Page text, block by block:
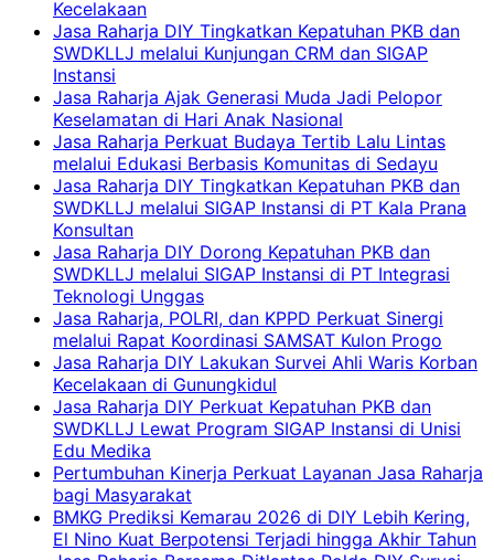
Kecelakaan
Jasa Raharja DIY Tingkatkan Kepatuhan PKB dan
SWDKLLJ melalui Kunjungan CRM dan SIGAP
Instansi
Jasa Raharja Ajak Generasi Muda Jadi Pelopor
Keselamatan di Hari Anak Nasional
Jasa Raharja Perkuat Budaya Tertib Lalu Lintas
melalui Edukasi Berbasis Komunitas di Sedayu
Jasa Raharja DIY Tingkatkan Kepatuhan PKB dan
SWDKLLJ melalui SIGAP Instansi di PT Kala Prana
Konsultan
Jasa Raharja DIY Dorong Kepatuhan PKB dan
SWDKLLJ melalui SIGAP Instansi di PT Integrasi
Teknologi Unggas
Jasa Raharja, POLRI, dan KPPD Perkuat Sinergi
melalui Rapat Koordinasi SAMSAT Kulon Progo
Jasa Raharja DIY Lakukan Survei Ahli Waris Korban
Kecelakaan di Gunungkidul
Jasa Raharja DIY Perkuat Kepatuhan PKB dan
SWDKLLJ Lewat Program SIGAP Instansi di Unisi
Edu Medika
Pertumbuhan Kinerja Perkuat Layanan Jasa Raharja
bagi Masyarakat
BMKG Prediksi Kemarau 2026 di DIY Lebih Kering,
El Nino Kuat Berpotensi Terjadi hingga Akhir Tahun